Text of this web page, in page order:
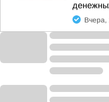
Вчера,